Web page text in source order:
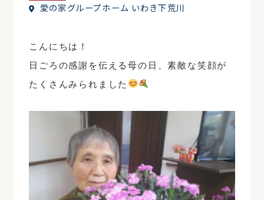
愛の家グループホーム いわき下荒川
こんにちは！
日ごろの感謝を伝える母の日、素敵な笑顔が
たくさんみられました